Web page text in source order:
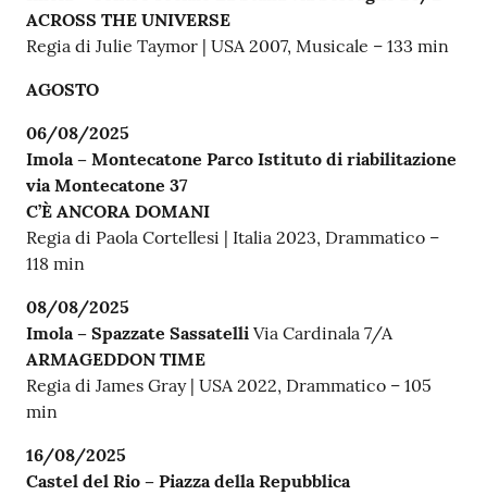
ACROSS THE UNIVERSE
Regia di Julie Taymor | USA 2007, Musicale – 133 min
AGOSTO
06/08/2025
Imola – Montecatone Parco Istituto di riabilitazione
via Montecatone 37
C’È ANCORA DOMANI
Regia di Paola Cortellesi | Italia 2023, Drammatico –
118 min
08/08/2025
Imola – Spazzate Sassatelli Via Cardinala 7/A
ARMAGEDDON TIME
Regia di James Gray | USA 2022, Drammatico – 105
min
16/08/2025
Castel del Rio – Piazza della Repubblica